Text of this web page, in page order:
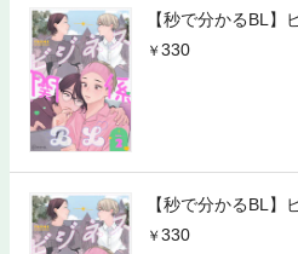
【秒で分かるBL】
330
【秒で分かるBL】
330